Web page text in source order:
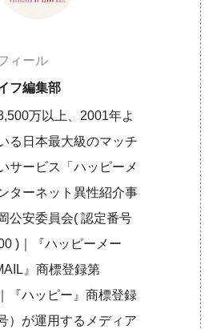
ィール
フ編集部
万以上、2001年よ
る日本最大級のマッチ
サービス「ハッピーメ
ターネット異性紹介事
公安委員会( 認定番号
)｜『ハッピーメー
』商標登録第
『ハッピー』商標登録
）が運用するメディア